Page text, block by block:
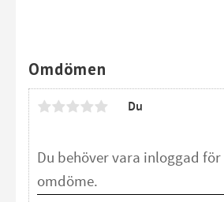
Omdömen
Du